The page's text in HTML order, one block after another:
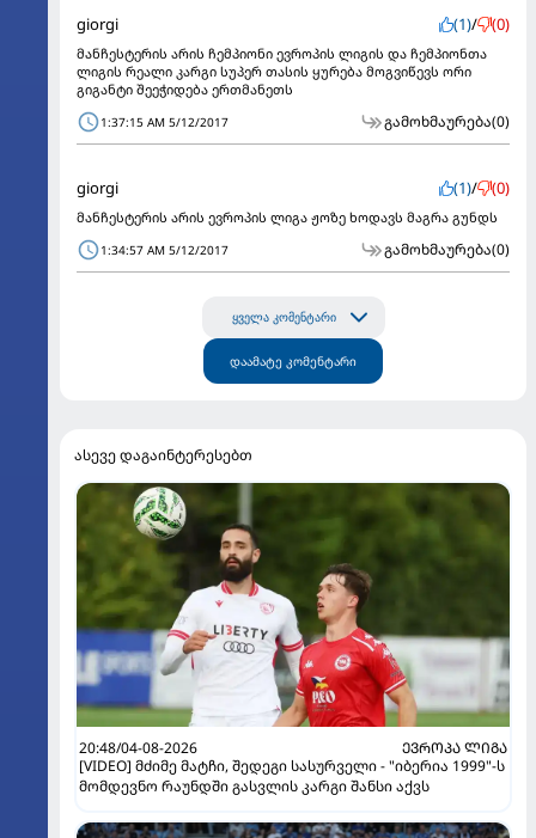
giorgi (1)/ (0)
მანჩესტერის არის ჩემპიონი ევროპის ლიგის და ჩემპიონთა
ლიგის რეალი კარგი სუპერ თასის ყურება მოგვიწევს ორი
გიგანტი შეეჭიდება ერთმანეთს
1:37:15 AM 5/12/2017 გამოხმაურება(0)
giorgi (1)/ (0)
მანჩესტერის არის ევროპის ლიგა ჟოზე ხოდავს მაგრა გუნდს
1:34:57 AM 5/12/2017 გამოხმაურება(0)
ყველა კომენტარი
დაამატე კომენტარი
ასევე დაგაინტერესებთ
20:48/04-08-2026
ᲔᲕᲠᲝᲞᲐ ᲚᲘᲒᲐ
[VIDEO] მძიმე მატჩი, შედეგი სასურველი - "იბერია 1999"-ს
მომდევნო რაუნდში გასვლის კარგი შანსი აქვს